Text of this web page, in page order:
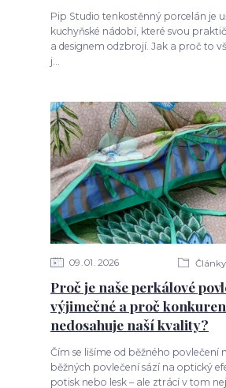
Pip Studio tenkostěnný porcelán je
kuchyňské nádobí, které svou
a designem odzbrojí. Jak a proč to
j...
09 01 2026 Články
Proč je naše perkálové
výjimečné a proč
nedosahuje naší kvality?
Čím se lišíme od běžného povlečení
běžných povlečení sází na optický
potisk nebo lesk – ale ztrácí v tom